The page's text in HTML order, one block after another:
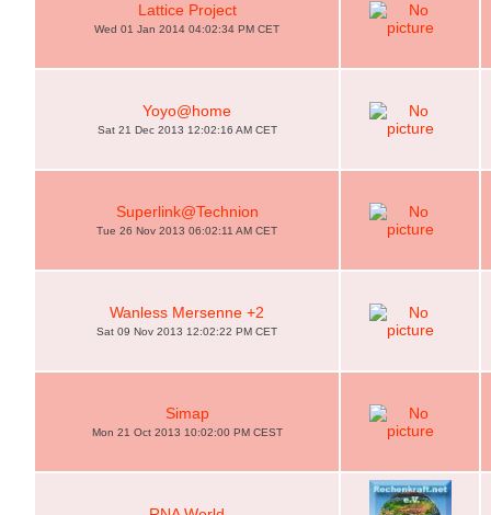
Lattice Project
Wed 01 Jan 2014 04:02:34 PM CET
Yoyo@home
Sat 21 Dec 2013 12:02:16 AM CET
Superlink@Technion
Tue 26 Nov 2013 06:02:11 AM CET
Wanless Mersenne +2
Sat 09 Nov 2013 12:02:22 PM CET
Simap
Mon 21 Oct 2013 10:02:00 PM CEST